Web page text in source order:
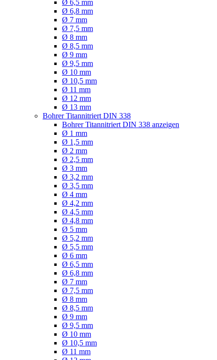
Ø 6,5 mm
Ø 6,8 mm
Ø 7 mm
Ø 7,5 mm
Ø 8 mm
Ø 8,5 mm
Ø 9 mm
Ø 9,5 mm
Ø 10 mm
Ø 10,5 mm
Ø 11 mm
Ø 12 mm
Ø 13 mm
Bohrer Titannitriert DIN 338
Bohrer Titannitriert DIN 338 anzeigen
Ø 1 mm
Ø 1,5 mm
Ø 2 mm
Ø 2,5 mm
Ø 3 mm
Ø 3,2 mm
Ø 3,5 mm
Ø 4 mm
Ø 4,2 mm
Ø 4,5 mm
Ø 4,8 mm
Ø 5 mm
Ø 5,2 mm
Ø 5,5 mm
Ø 6 mm
Ø 6,5 mm
Ø 6,8 mm
Ø 7 mm
Ø 7,5 mm
Ø 8 mm
Ø 8,5 mm
Ø 9 mm
Ø 9,5 mm
Ø 10 mm
Ø 10,5 mm
Ø 11 mm